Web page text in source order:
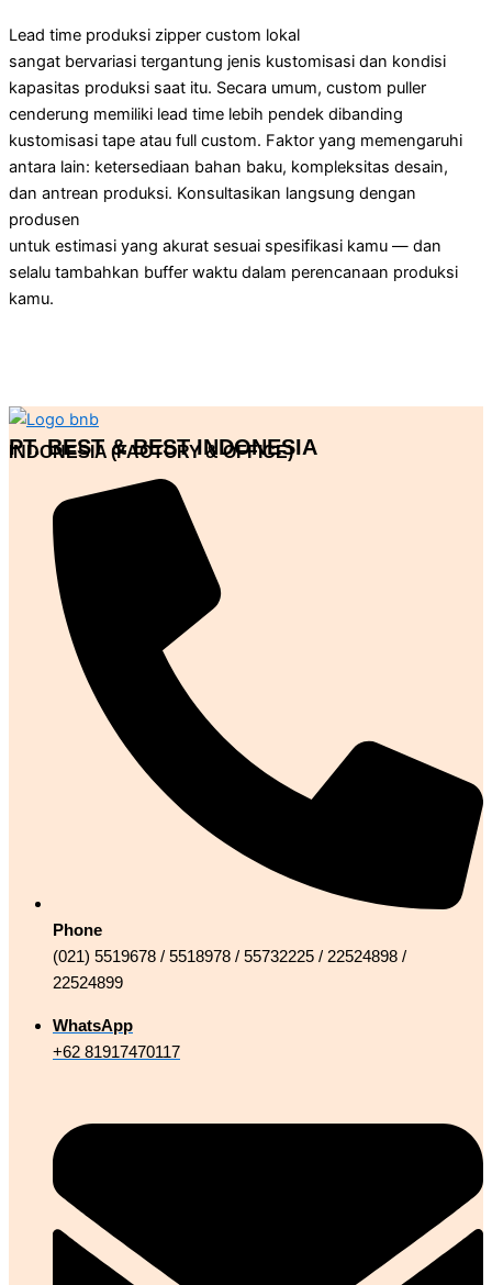
Lead time produksi zipper custom lokal
sangat bervariasi tergantung jenis kustomisasi dan kondisi
kapasitas produksi saat itu. Secara umum, custom puller
cenderung memiliki lead time lebih pendek dibanding
kustomisasi tape atau full custom. Faktor yang memengaruhi
antara lain: ketersediaan bahan baku, kompleksitas desain,
dan antrean produksi. Konsultasikan langsung dengan
produsen
untuk estimasi yang akurat sesuai spesifikasi kamu — dan
selalu tambahkan buffer waktu dalam perencanaan produksi
kamu.
PT. BEST & BEST INDONESIA
INDONESIA (FACTORY & OFFICE)
Phone
(021) 5519678 / 5518978 / 55732225 / 22524898 /
22524899
WhatsApp
+62 81917470117